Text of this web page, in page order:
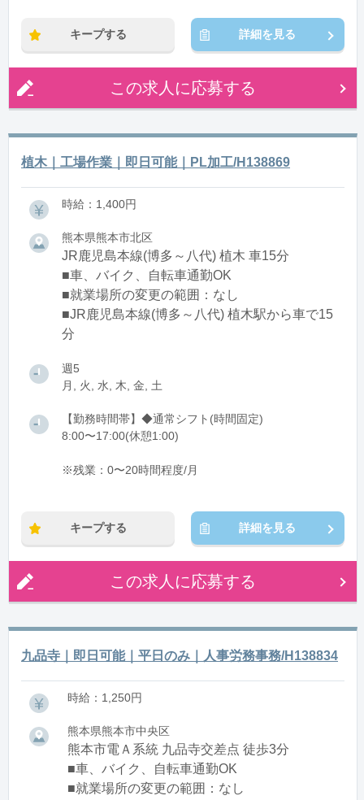
キープする 詳細を見る
この求人に応募する
植木｜工場作業｜即日可能｜PL加工/H138869
時給：1,400円
熊本県熊本市北区
JR鹿児島本線(博多～八代) 植木 車15分
■車、バイク、自転車通勤OK
■就業場所の変更の範囲：なし
■JR鹿児島本線(博多～八代) 植木駅から車で15
分
週5
月, 火, 水, 木, 金, 土
【勤務時間帯】◆通常シフト(時間固定)
8:00〜17:00(休憩1:00)
※残業：0〜20時間程度/月
キープする 詳細を見る
この求人に応募する
九品寺｜即日可能｜平日のみ｜人事労務事務/H138834
時給：1,250円
熊本県熊本市中央区
熊本市電Ａ系統 九品寺交差点 徒歩3分
■車、バイク、自転車通勤OK
■就業場所の変更の範囲：なし